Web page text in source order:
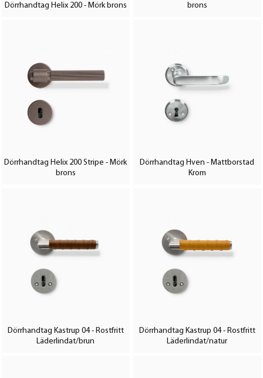
Dörrhandtag Helix 200 - Mörk brons
brons
Dörrhandtag Helix 200 Stripe - Mörk
brons
Dörrhandtag Hven - Mattborstad
Krom
Dörrhandtag Kastrup 04 - Rostfritt
Läderlindat/brun
Dörrhandtag Kastrup 04 - Rostfritt
Läderlindat/natur